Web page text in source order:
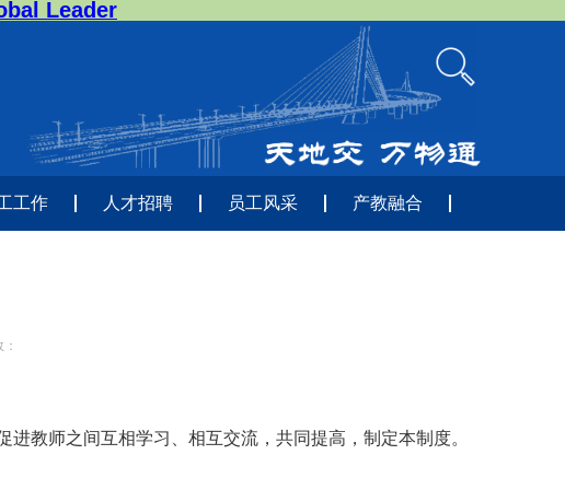
Leader
工作 人才招聘 员工风采 产教融合
教师之间互相学习、相互交流，共同提高，制定本制度。